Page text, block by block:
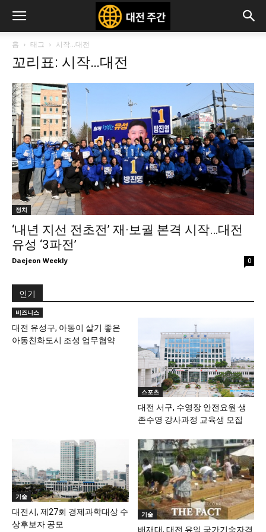
홈 태그 시작…대전
꼬리표: 시작…대전
정치
‘내년 지선 전초전’ 재·보궐 본격 시작…대전
유성 ‘3파전’
Daejeon Weekly 0
인기
비즈니스
대전 유성구, 아동이 살기 좋은
아동친화도시 조성 업무협약
스포츠
대전 서구, 수영장 안전요원·생
존수영 강사과정 교육생 모집
기술
대전시, 제27회 경제과학대상 수
상후보자 공모
기술
배재대, 대전 유일 국가기술자격